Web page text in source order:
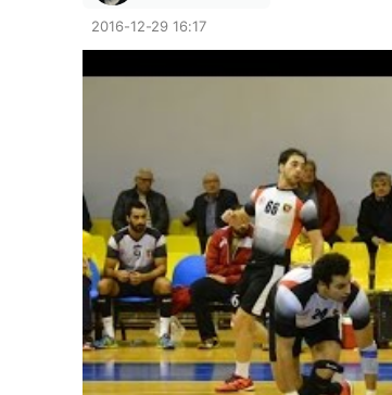
2016-12-29 16:17